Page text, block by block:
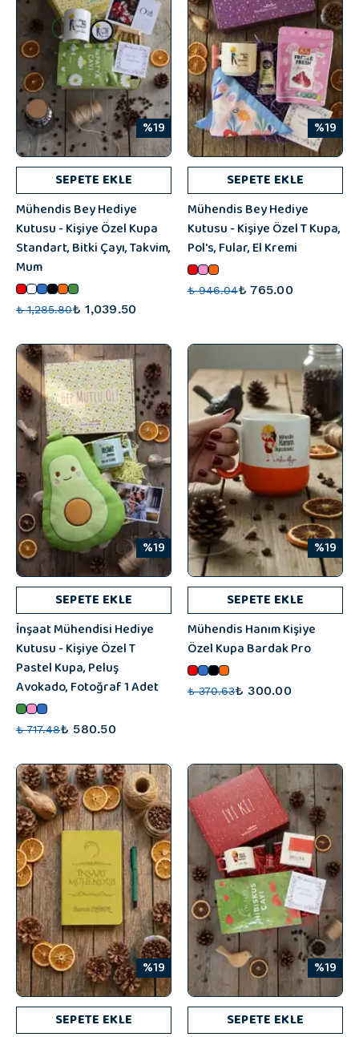
%19
SEPETE EKLE
Mühendis Bey Hediye
Kutusu - Kişiye Özel Kupa
Standart, Bitki Çayı, Takvim,
Mum
₺ 1,285.80₺ 1,039.50
%19
SEPETE EKLE
Mühendis Bey Hediye
Kutusu - Kişiye Özel T Kupa,
Pol's, Fular, El Kremi
₺ 946.04₺ 765.00
%19
SEPETE EKLE
İnşaat Mühendisi Hediye
Kutusu - Kişiye Özel T
Pastel Kupa, Peluş
Avokado, Fotoğraf 1 Adet
₺ 717.48₺ 580.50
%19
SEPETE EKLE
Mühendis Hanım Kişiye
Özel Kupa Bardak Pro
₺ 370.63₺ 300.00
%19
SEPETE EKLE
%19
SEPETE EKLE